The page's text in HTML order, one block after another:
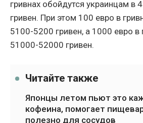
гривнах обойдутся украинцам в
гривен. При этом 100 евро в
5100-5200 гривен, а 1000 евро в
51000-52000 гривен.
Читайте также
Японцы летом пьют это
кофеина, помогает
полезно для сосудов